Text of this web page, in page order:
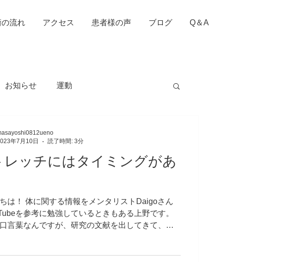
流れ アクセス 患者様の声 ブログ Q＆A
お知らせ 運動
レッチにはタイミングがあ
は！ 体に関する情報をメンタリストDaigoさん
を参考に勉強しているときもある上野です。
言葉なんですが、研究の文献を出してきて、現
年7月10日
読了時間: 3分